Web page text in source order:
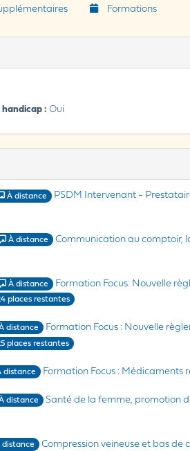
Formations
:Oui
À distance PSDM Intervenant -
À distance
Communication au comptoir,
À distance
Formation Focus: Nouvelle
places restantes
distance
Formation Focus : Nouvelle
places restantes
distance Formation Focus : Médicaments
distance
Santé de la femme, promotion
Compression veineuse et bas de